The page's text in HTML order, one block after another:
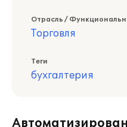
Отрасль /
Торговля
Теги
бухгалтерия